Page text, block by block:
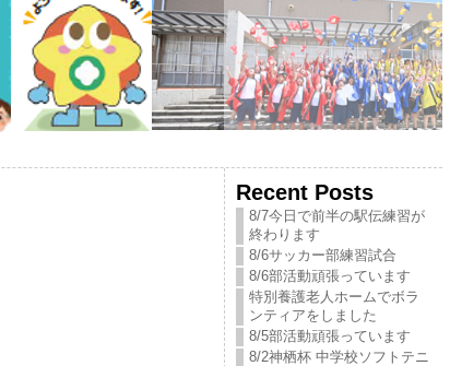
Recent Posts
8/7今日で前半の駅伝練習が
終わります
8/6サッカー部練習試合
8/6部活動頑張っています
特別養護老人ホームでボラ
ンティアをしました
8/5部活動頑張っています
8/2神栖杯 中学校ソフトテニ